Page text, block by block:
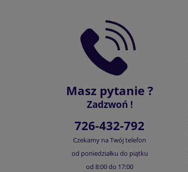
Masz pytanie ?
Zadzwoń !
726-432-792
Czekamy na Twój telefon
od poniedziałku do piątku
od 8:00 do 17:00